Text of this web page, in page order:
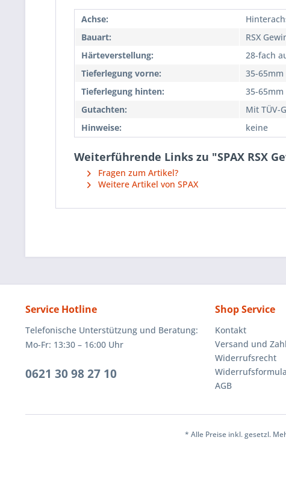
Achse:
Bauart:
RSX
Härteverstellung:
28-fach
Tieferlegung vorne:
35-65mm
Tieferlegung hinten:
35-65mm
Gutachten:
Mit TÜV-
Hinweise:
keine
Weiterführende Links zu "SPAX RSX
Fragen zum Artikel?
Weitere Artikel von SPAX
Service Hotline
Telefonische Unterstützung und Beratung:
Mo-Fr: 13:30 – 16:00 Uhr
0621 30 98 27 10
Shop Service
Kontakt
Versand und
Widerrufsrecht
AGB
* Alle Preise inkl. gesetzl.